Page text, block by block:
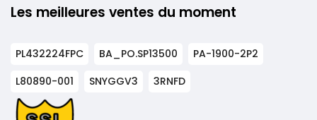
Les meilleures ventes du moment
PL432224FPC BA_PO.SP13500
PA-1900-2P2
L80890-001
SNYGGV3 3RNFD